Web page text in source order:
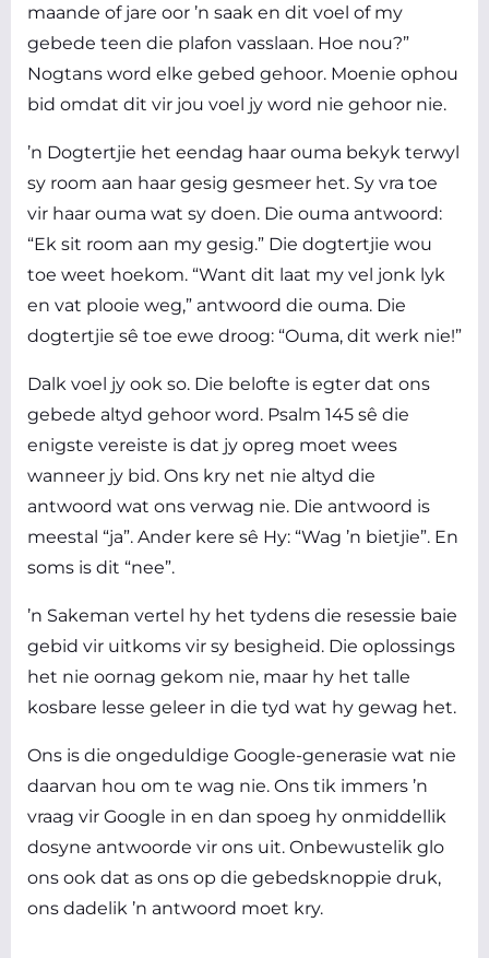
maande of jare oor ’n saak en dit voel of my
gebede teen die plafon vasslaan. Hoe nou?”
Nogtans word elke gebed gehoor. Moenie ophou
bid omdat dit vir jou voel jy word nie gehoor nie.
’n Dogtertjie het eendag haar ouma bekyk terwyl
sy room aan haar gesig gesmeer het. Sy vra toe
vir haar ouma wat sy doen. Die ouma antwoord:
“Ek sit room aan my gesig.” Die dogtertjie wou
toe weet hoekom. “Want dit laat my vel jonk lyk
en vat plooie weg,” antwoord die ouma. Die
dogtertjie sê toe ewe droog: “Ouma, dit werk nie!”
Dalk voel jy ook so. Die belofte is egter dat ons
gebede altyd gehoor word. Psalm 145 sê die
enigste vereiste is dat jy opreg moet wees
wanneer jy bid. Ons kry net nie altyd die
antwoord wat ons verwag nie. Die antwoord is
meestal “ja”. Ander kere sê Hy: “Wag ’n bietjie”. En
soms is dit “nee”.
’n Sakeman vertel hy het tydens die resessie baie
gebid vir uitkoms vir sy besigheid. Die oplossings
het nie oornag gekom nie, maar hy het talle
kosbare lesse geleer in die tyd wat hy gewag het.
Ons is die ongeduldige Google-generasie wat nie
daarvan hou om te wag nie. Ons tik immers ’n
vraag vir Google in en dan spoeg hy onmiddellik
dosyne antwoorde vir ons uit. Onbewustelik glo
ons ook dat as ons op die gebedsknoppie druk,
ons dadelik ’n antwoord moet kry.